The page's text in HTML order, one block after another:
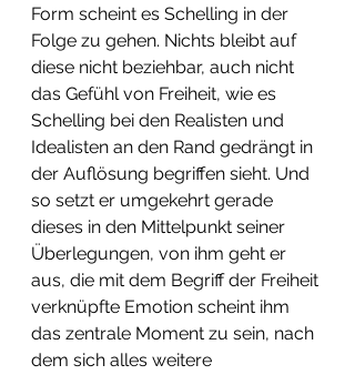
Form scheint es Schelling in der
Folge zu gehen. Nichts bleibt auf
diese nicht beziehbar, auch nicht
das Gefühl von Freiheit, wie es
Schelling bei den Realisten und
Idealisten an den Rand gedrängt in
der Auflösung begriffen sieht. Und
so setzt er umgekehrt gerade
dieses in den Mittelpunkt seiner
Überlegungen, von ihm geht er
aus, die mit dem Begriff der Freiheit
verknüpfte Emotion scheint ihm
das zentrale Moment zu sein, nach
dem sich alles weitere